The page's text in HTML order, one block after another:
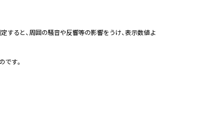
ると、周囲の騒音や反響等の影響をうけ、表示数値よ
です。